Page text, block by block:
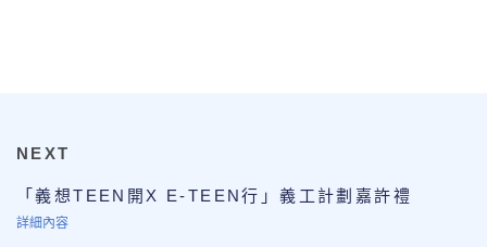
NEXT
「義想TEEN開X E-TEEN行」義工計劃嘉許禮
詳細內容